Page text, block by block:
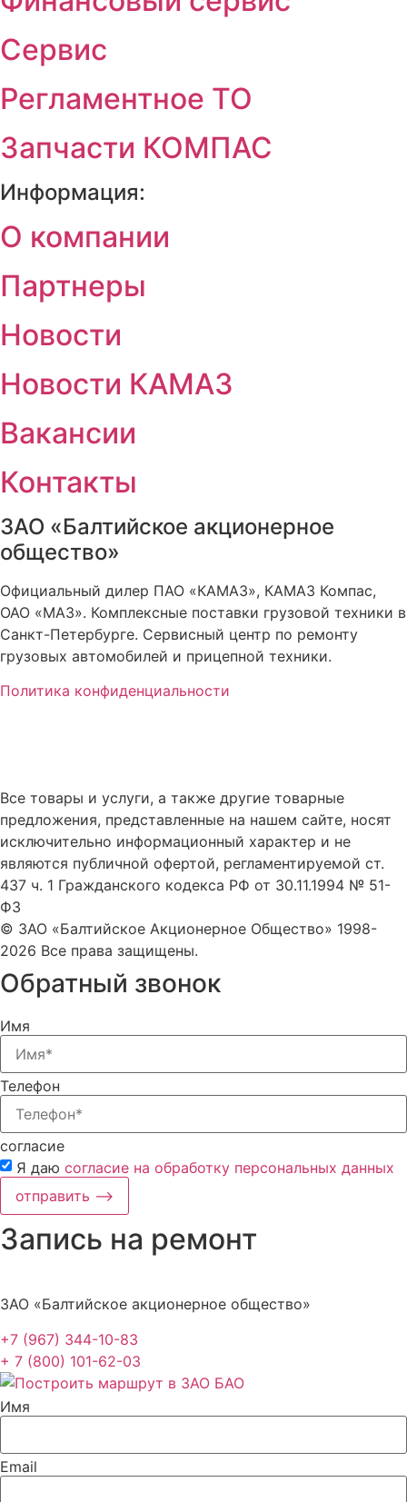
Сервис
Регламентное ТО
Запчасти КОМПАС
Информация:
О компании
Партнеры
Новости
Новости КАМАЗ
Вакансии
Контакты
ЗАО «Балтийское акционерное
общество»
Официальный дилер ПАО «КАМАЗ», КАМАЗ Компас,
ОАО «МАЗ». Комплексные поставки грузовой техники в
Санкт-Петербурге. Сервисный центр по ремонту
грузовых автомобилей и прицепной техники.
Политика конфиденциальности
Все товары и услуги, а также другие товарные
предложения, представленные на нашем сайте, носят
исключительно информационный характер и не
являются публичной офертой, регламентируемой ст.
437 ч. 1 Гражданского кодекса РФ от 30.11.1994 № 51-
ФЗ
© ЗАО «Балтийское Акционерное Общество» 1998-
2026 Все права защищены.
Обратный звонок
Имя
Телефон
согласие
Я даю согласие на обработку персональных данных
отправить ⟶
Запись на ремонт
ЗАО «Балтийское акционерное общество»
+7 (967) 344-10-83
+ 7 (800) 101-62-03
Имя
Email